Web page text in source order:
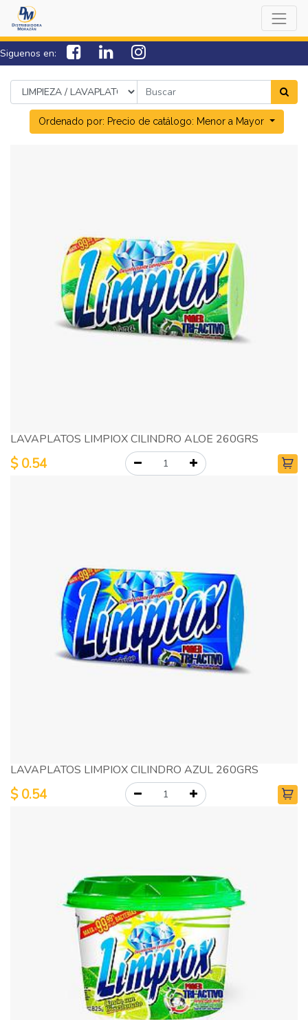
Siguenos en:
7538-0000 sac@lamorazan.com
Ordenado por: Precio de catálogo: Menor a Mayor
LAVAPLATOS LIMPIOX CILINDRO ALOE 260GRS
$0.54
LAVAPLATOS LIMPIOX CILINDRO AZUL 260GRS
$0.54